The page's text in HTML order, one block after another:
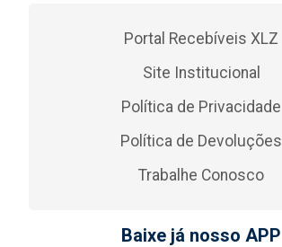
Portal Recebíveis XLZ
Site Institucional
Política de Privacidade
Política de Devoluções
Trabalhe Conosco
Baixe já nosso APP